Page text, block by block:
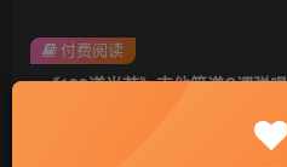
《100道光芒》吉他简谱C调弹
会员专
付费阅读